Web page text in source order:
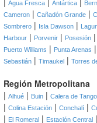
Agua Fresca Antártica
Cameron | Cañadón Grande |
Sombrero | Isla Dawson |
Harbour | Porvenir | Posesión |
Puerto Williams | Punta Arenas |
Sebastián | Timaukel | Torres
Región Metropolitana
| Alhué | Buin | Calera de Tango
| Colina Estación | Conchalí |
| El Romeral | Estación Central |